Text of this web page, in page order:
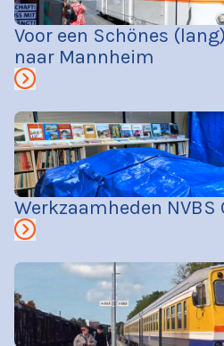
Voor een Schönes
naar Mannheim
Werkzaamheden